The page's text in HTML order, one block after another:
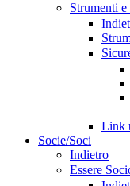
Strumenti e
Link
Socie/Soci
Indietro
Essere